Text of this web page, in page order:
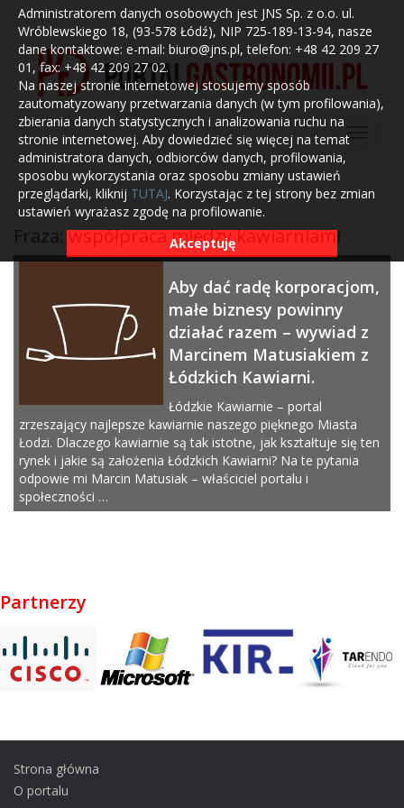
Administratorem danych osobowych jest JNS Sp. z o.o. ul.
Wróblewskiego 18, (93-578 Łódź), NIP 725-189-13-94, nasze
dane kontaktowe: e-mail: biuro@jns.pl, telefon: +48 42 209 27
01, fax: +48 42 209 27 02.
Na naszej stronie internetowej stosujemy sposób
zautomatyzowany przetwarzania danych (w tym profilowania),
zbierania danych statystycznych i analizowania ruchu na
stronie internetowej. Aby dowiedzieć się więcej na temat
administratora danych, odbiorców danych, profilowania,
sposobu wykorzystania oraz sposobu zmiany ustawień
przeglądarki, kliknij TUTAJ. Korzystając z tej strony bez zmian
ustawień wyrażasz zgodę na profilowanie.
Akceptuję
Fraza: współpraca między kawiarniami
Aby dać radę korporacjom,
małe biznesy powinny
działać razem – wywiad z
Marcinem Matusiakiem z
Łódzkich Kawiarni.
Łódzkie Kawiarnie – portal
zrzeszający najlepsze kawiarnie naszego pięknego Miasta
Łodzi. Dlaczego kawiarnie są tak istotne, jak kształtuje się ten
rynek i jakie są założenia Łódzkich Kawiarni? Na te pytania
odpowie mi Marcin Matusiak – właściciel portalu i
społeczności …
Partnerzy
Strona główna
O portalu